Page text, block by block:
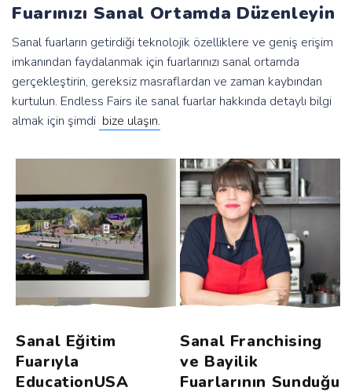
Fuarınızı Sanal Ortamda Düzenleyin
Sanal fuarların getirdiği teknolojik özelliklere ve geniş erişim
imkanından faydalanmak için fuarlarınızı sanal ortamda
gerçekleştirin, gereksiz masraflardan ve zaman kaybından
kurtulun. Endless Fairs ile sanal fuarlar hakkında detaylı bilgi
almak için şimdi bize ulaşın.
Sanal Eğitim
Fuarıyla
EducationUSA
Sanal Franchising
ve Bayilik
Fuarlarının Sunduğu